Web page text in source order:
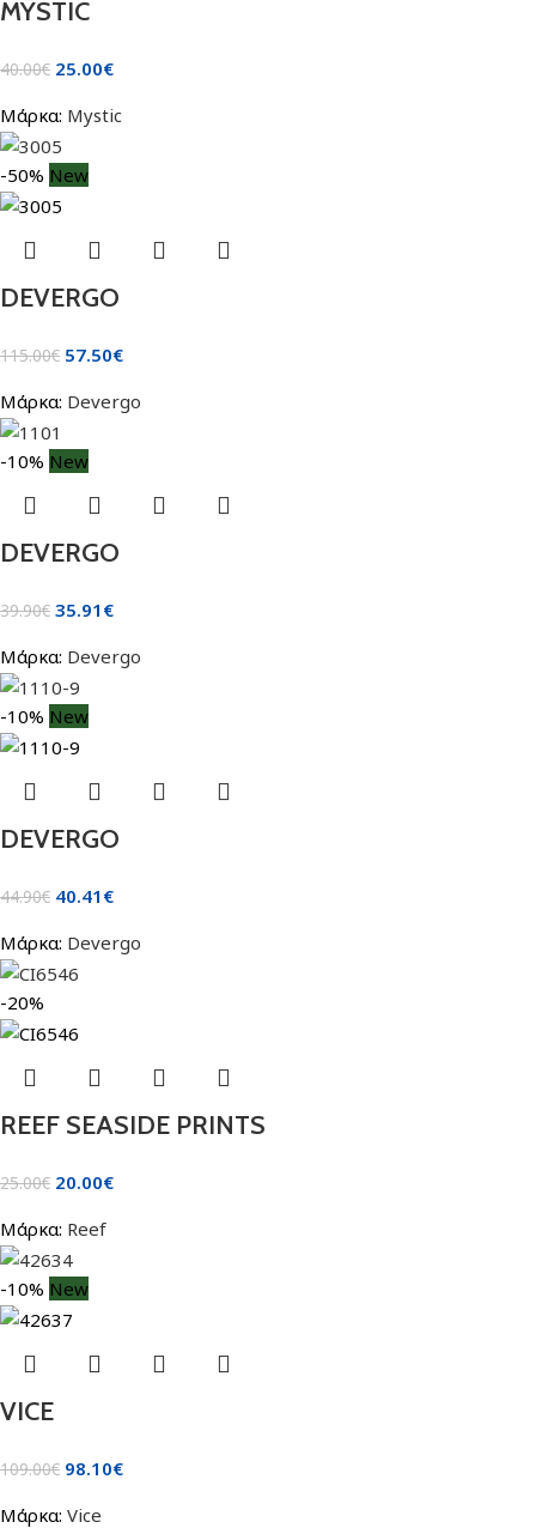
MYSTIC
40.00€ 25.00€
Μάρκα: Mystic
-50% New
DEVERGO
115.00€ 57.50€
Μάρκα: Devergo
-10% New
DEVERGO
39.90€ 35.91 €
Μάρκα: Devergo
-10% New
DEVERGO
44.90€ 40.41 €
Μάρκα: Devergo
-20%
REEF SEASIDE PRINTS
25.00€ 20.00€
Μάρκα: Reef
-10% New
VICE
109.00€ 98.10€
Μάρκα: Vice